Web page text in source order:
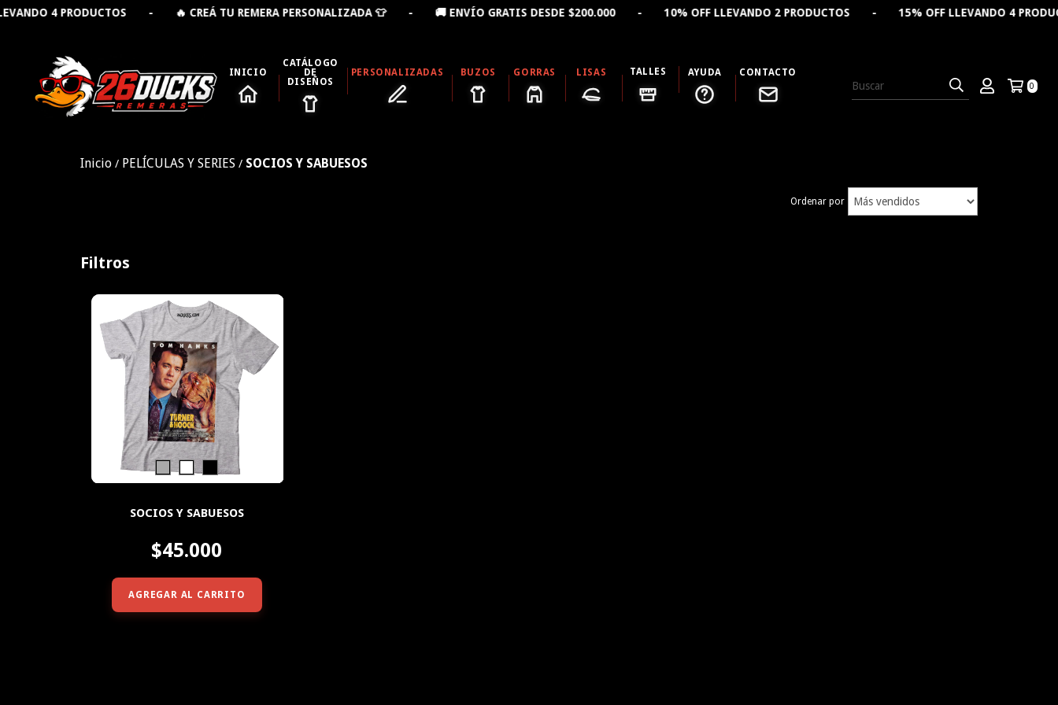
4 PRODUCTOS - 🔥 CREÁ TU REMERA PERSONALIZADA 👕 - 🚚 ENVÍO GRATIS DESDE $200.000 - 10% OFF LLEVANDO 2 PRODUCTOS - 15% OFF LLEVANDO 4
INICIO
CATÁLOGO
DE
DISEÑOS
PERSONALIZADAS BUZOS GORRAS LISAS TALLES AYUDA CONTACTO
0
Inicio / PELÍCULAS Y SERIES / SOCIOS Y SABUESOS
Ordenar por
Filtros
SOCIOS Y SABUESOS
$45.000
AGREGAR AL CARRITO